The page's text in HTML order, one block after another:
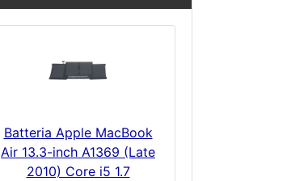
Batteria Apple MacBook
Air 13.3-inch A1369 (Late
2010) Core i5 1.7